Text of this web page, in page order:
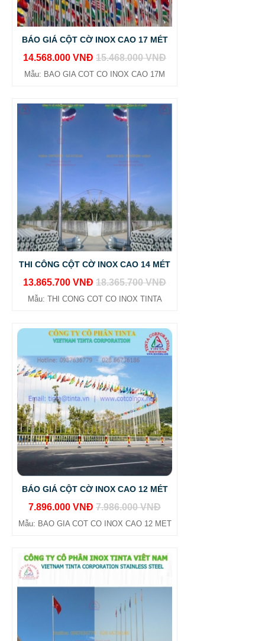
BÁO GIÁ CỘT CỜ INOX CAO 17 MÉT
14.568.000 VNĐ 15.468.000 VNĐ
Mẫu: BAO GIA COT CO INOX CAO 17M
THI CÔNG CỘT CỜ INOX CAO 14 MÉT
13.865.700 VNĐ 18.365.700 VNĐ
Mẫu: THI CONG COT CO INOX TINTA
BÁO GIÁ CỘT CỜ INOX CAO 12 MÉT
7.896.000 VNĐ 7.986.000 VNĐ
Mẫu: BAO GIA COT CO INOX CAO 12 MET